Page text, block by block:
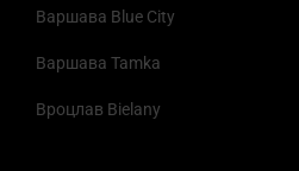
Варшава Blue City
Варшава Tamka
Вроцлав Bielany